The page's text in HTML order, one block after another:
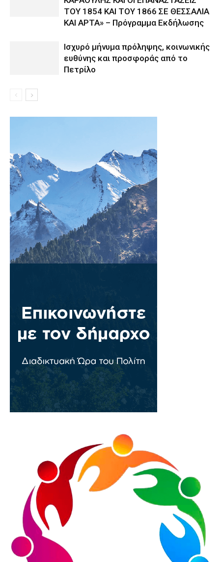
ΤΟΥ 1854 ΚΑΙ ΤΟΥ 1866 ΣΕ ΘΕΣΣΑΛΙΑ
ΚΑΙ ΑΡΤΑ» – Πρόγραμμα Εκδήλωσης
Ισχυρό μήνυμα πρόληψης, κοινωνικής
ευθύνης και προσφοράς από το
Πετρίλο